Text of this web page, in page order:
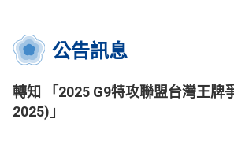
公告訊息
轉知 「2025 G9特攻聯盟台灣王牌
2025)」